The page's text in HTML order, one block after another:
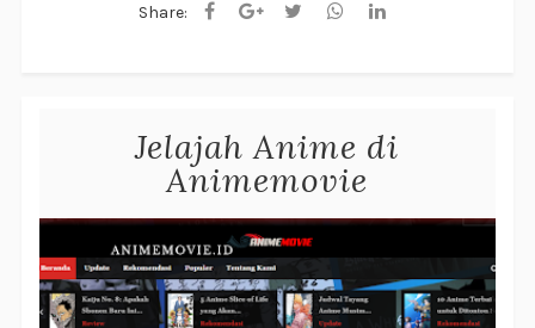
Share:
Jelajah Anime di
Animemovie